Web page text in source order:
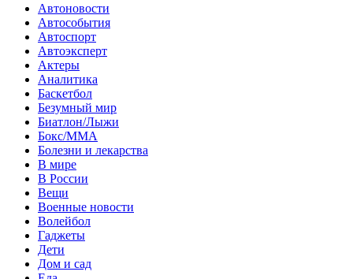
Автоновости
Автособытия
Автоспорт
Автоэксперт
Актеры
Аналитика
Баскетбол
Безумный мир
Биатлон/Лыжи
Бокс/MMA
Болезни и лекарства
В мире
В России
Вещи
Военные новости
Волейбол
Гаджеты
Дети
Дом и сад